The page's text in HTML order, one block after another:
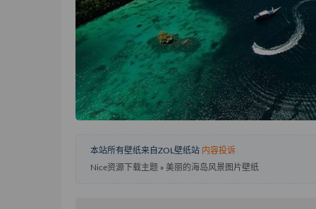
本站所有壁纸来自ZOL壁纸站 内容投诉
Nice资源下载主题 » 美丽的海岛风景图片壁纸